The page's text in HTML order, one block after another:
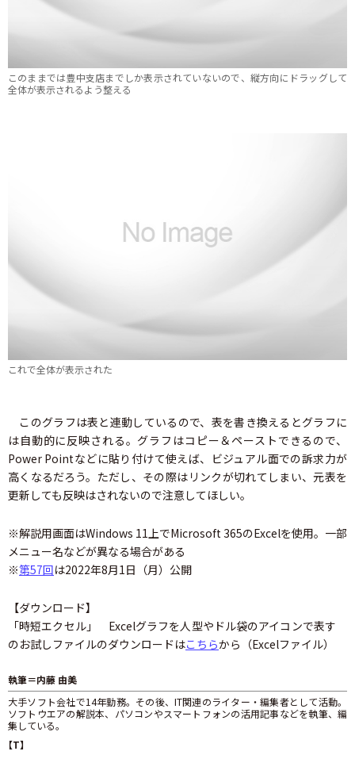
このままでは豊中支店までしか表示されていないので、縦方向にドラッグして
全体が表示されるよう整える
これで全体が表示された
このグラフは表と連動しているので、表を書き換えるとグラフに
は自動的に反映される。グラフはコピー＆ペーストできるので、
Power Pointなどに貼り付けて使えば、ビジュアル面での訴求力が
高くなるだろう。ただし、その際はリンクが切れてしまい、元表を
更新しても反映はされないので注意してほしい。
※解説用画面はWindows 11上でMicrosoft 365のExcelを使用。一部
メニュー名などが異なる場合がある
※第57回は2022年8月1日（月）公開
【ダウンロード】
「時短エクセル」 Excelグラフを人型やドル袋のアイコンで表す
のお試しファイルのダウンロードはこちらから（Excelファイル）
執筆＝内藤 由美
大手ソフト会社で14年勤務。その後、IT関連のライター・編集者として活動。
ソフトウエアの解説本、パソコンやスマートフォンの活用記事などを執筆、編
集している。
【T】